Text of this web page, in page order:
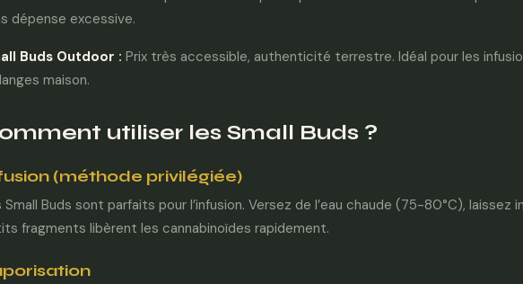
dépense excessive.
Buds Outdoor : Prix très accessible, authenticité terrestre. Idéal pour les
maison.
utiliser les Small Buds ?
(méthode privilégiée)
Small Buds sont parfaits pour l’infusion. Versez de l’eau chaude (75-80°C), laissez
fragments libèrent les cannabinoïdes rapidement.